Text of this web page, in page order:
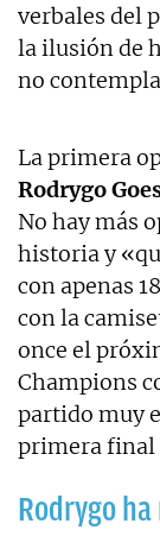
verbales del
la ilusión de
no
La primera
Rodrygo
No hay más
historia y
con apenas
con la
once el
Champions
partido muy
primera final
Rodrygo